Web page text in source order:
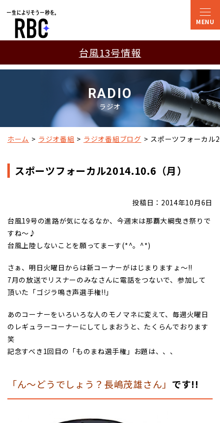
台風13号情報
RADIO
ラジオ
ホーム ラジオ番組 ラジオ番組ブログ スポーツフォーカル
スポーツフォーカル2014.10.6（月）
投稿日：2014年10月6日
台風19号の進路が気になるなか、今週末は那覇大綱曳き祭りで
すね～♪
台風上陸しないことを願ってまーす(*^。^*)
さぁ、明日火曜日からは新コーナーがはじまりますょ～!!
7月の放送でリスナーのみなさんに電話をつないで、参加して
頂いた「ゴジラ鳴き声選手権!!」
あのコーナーをいろいろな人のモノマネに変えて、毎週火曜日
のレギュラーコーナーにしてしまおうと、たくらんでおります
笑
記念すべき1回目の「ものまね選手権」お題は、、、
「ん～どうでしょう？長嶋茂雄さん 」 です!!